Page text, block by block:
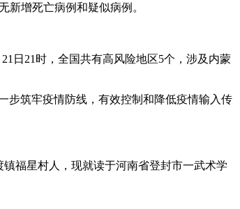
新增死亡病例和疑似病例。
日21时，全国共有高风险地区5个，涉及内蒙
步筑牢疫情防线，有效控制和降低疫情输入传
福星村人，现就读于河南省登封市一武术学